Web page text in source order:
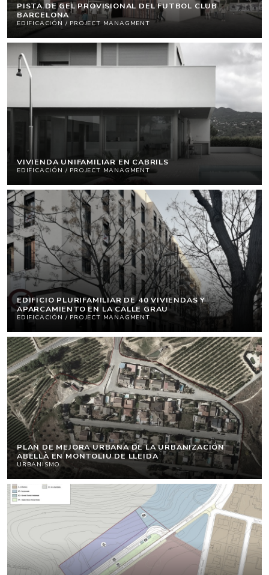
PISTA DE GEL PROVISIONAL DEL FUTBOL CLUB
BARCELONA
EDIFICACIÓN / PROJECT MANAGMENT
VIVIENDA UNIFAMILIAR EN CABRILS
EDIFICACIÓN / PROJECT MANAGMENT
EDIFICIO PLURIFAMILIAR DE 40 VIVIENDAS Y
APARCAMIENTO EN LA CALLE GRAU
EDIFICACIÓN / PROJECT MANAGMENT
PLAN DE MEJORA URBANA DE LA URBANIZACIÓN
ABELLÀ EN MONTOLIU DE LLEIDA
URBANISMO